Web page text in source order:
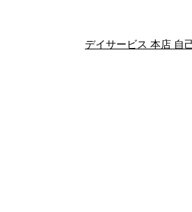
デイサービス 本店 自